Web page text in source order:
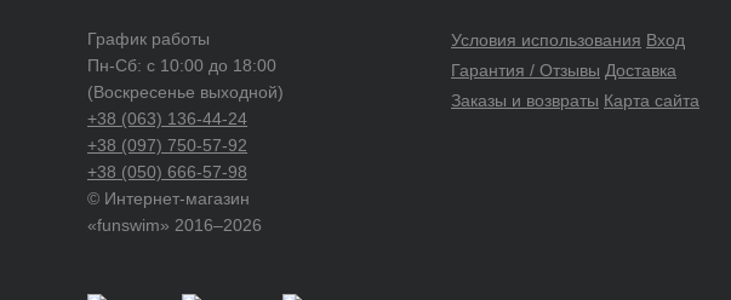
График работы
Пн-Сб: с 10:00 до 18:00
(Воскресенье выходной)
+38 (063) 136-44-24
+38 (097) 750-57-92
+38 (050) 666-57-98
© Интернет-магазин
«funswim» 2016–2026
Условия использования Вход
Гарантия / Отзывы Доставка
Заказы и возвраты Карта сайта